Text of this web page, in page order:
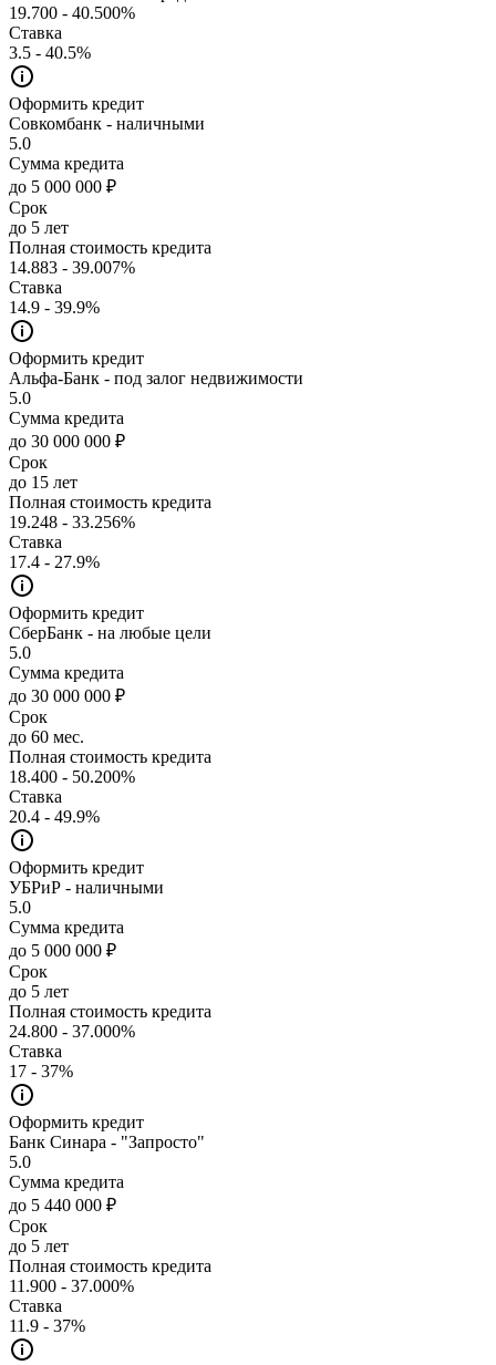
19.700 - 40.500%
Ставка
3.5 - 40.5%
Оформить кредит
Совкомбанк - наличными
5.0
Сумма кредита
до 5 000 000 ₽
Срок
до 5 лет
Полная стоимость кредита
14.883 - 39.007%
Ставка
14.9 - 39.9%
Оформить кредит
Альфа-Банк - под залог недвижимости
5.0
Сумма кредита
до 30 000 000 ₽
Срок
до 15 лет
Полная стоимость кредита
19.248 - 33.256%
Ставка
17.4 - 27.9%
Оформить кредит
СберБанк - на любые цели
5.0
Сумма кредита
до 30 000 000 ₽
Срок
до 60 мес.
Полная стоимость кредита
18.400 - 50.200%
Ставка
20.4 - 49.9%
Оформить кредит
УБРиР - наличными
5.0
Сумма кредита
до 5 000 000 ₽
Срок
до 5 лет
Полная стоимость кредита
24.800 - 37.000%
Ставка
17 - 37%
Оформить кредит
Банк Синара - "Запросто"
5.0
Сумма кредита
до 5 440 000 ₽
Срок
до 5 лет
Полная стоимость кредита
11.900 - 37.000%
Ставка
11.9 - 37%